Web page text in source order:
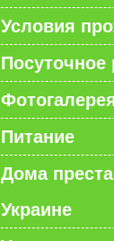
Условия
Питание
Дома
Украине